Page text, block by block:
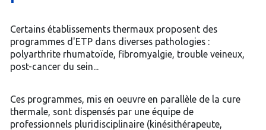
Certains établissements thermaux proposent des
programmes d'ETP dans diverses pathologies :
polyarthrite rhumatoïde, fibromyalgie, trouble veineux,
post-cancer du sein...
Ces programmes, mis en oeuvre en parallèle de la cure
thermale, sont dispensés par une équipe de
professionnels pluridisciplinaire (kinésithérapeute,